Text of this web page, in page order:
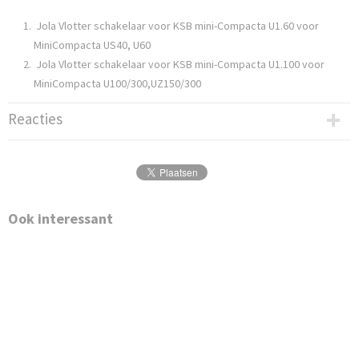
Jola Vlotter schakelaar voor KSB mini-Compacta U1.60 voor
MiniCompacta US40, U60
Jola Vlotter schakelaar voor KSB mini-Compacta U1.100 voor
MiniCompacta U100/300,UZ150/300
Reacties
Ook interessant